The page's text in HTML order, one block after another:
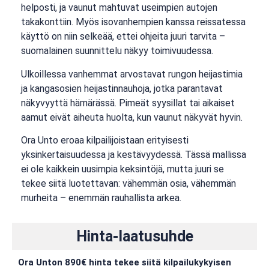
helposti, ja vaunut mahtuvat useimpien autojen
takakonttiin. Myös isovanhempien kanssa reissatessa
käyttö on niin selkeää, ettei ohjeita juuri tarvita –
suomalainen suunnittelu näkyy toimivuudessa.
Ulkoillessa vanhemmat arvostavat rungon heijastimia
ja kangasosien heijastinnauhoja, jotka parantavat
näkyvyyttä hämärässä. Pimeät syysillat tai aikaiset
aamut eivät aiheuta huolta, kun vaunut näkyvät hyvin.
Ora Unto eroaa kilpailijoistaan erityisesti
yksinkertaisuudessa ja kestävyydessä. Tässä mallissa
ei ole kaikkein uusimpia keksintöjä, mutta juuri se
tekee siitä luotettavan: vähemmän osia, vähemmän
murheita – enemmän rauhallista arkea.
Hinta-laatusuhde
Ora Unton 890€ hinta tekee siitä kilpailukykyisen